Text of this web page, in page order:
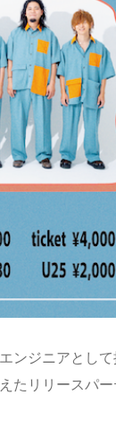
ンジニアとし
たリリースパ